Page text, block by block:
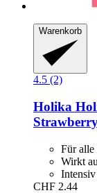
Warenkorb
4.5 (2)
Holika
Für alle
Wirkt
CHF 2.44